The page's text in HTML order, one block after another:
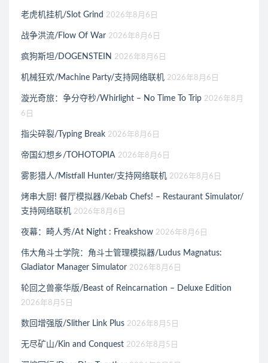
老虎机挂机/Slot Grind 2026年8月6日
战争洪流/Flow Of War 2026年8月6日
疯狗斯坦/DOGENSTEIN 2026年8月6日
机械狂欢/Machine Party/支持网络联机 2026年8月6日
漩光奇旅：争分夺秒/Whirlight – No Time To Trip 2026年8月
6日
指尖碎裂/Typing Break 2026年8月6日
帝国幻想乡/TOHOTOPIA 2026年8月6日
雾影猎人/Mistfall Hunter/支持网络联机 2026年8月6日
烤串大厨! 餐厅模拟器/Kebab Chefs! – Restaurant Simulator/
支持网络联机 2026年8月6日
夜幕：畸人秀/At Night : Freakshow 2026年8月6日
伟大角斗士学院：角斗士管理模拟器/Ludus Magnatus:
Gladiator Manager Simulator 2026年8月6日
轮回之兽豪华版/Beast of Reincarnation – Deluxe Edition
2026年8月5日
数回增强版/Slither Link Plus 2026年8月5日
无尽矿山/Kin and Conquest 2026年8月5日